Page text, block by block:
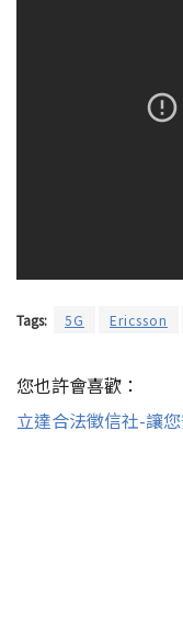
Tags: 5G Ericsson
您也許會喜歡：
立達合法徵信社-讓